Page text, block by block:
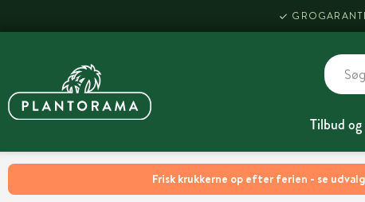
Frisk krukkerne op efter ferien - se
GROGARANTI
Tilbud